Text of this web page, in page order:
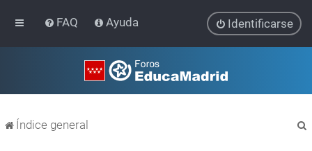
FAQ Ayuda Identificarse
Índice general